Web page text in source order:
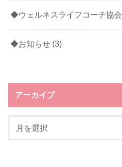
◆ウェルネスライフコーチ協会
◆お知らせ (3)
アーカイブ